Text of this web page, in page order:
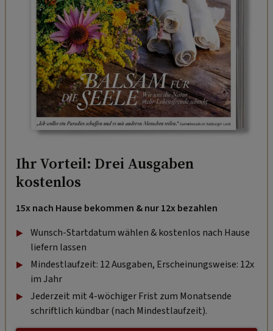
Ihr Vorteil: Drei Ausgaben
kostenlos
15x nach Hause bekommen & nur 12x bezahlen
Wunsch-Startdatum wählen & kostenlos nach Hause
liefern lassen
Mindestlaufzeit: 12 Ausgaben, Erscheinungsweise: 12x
im Jahr
Jederzeit mit 4-wöchiger Frist zum Monatsende
schriftlich kündbar (nach Mindestlaufzeit).